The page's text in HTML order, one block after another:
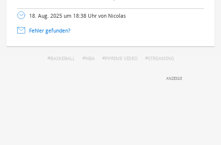
18. Aug. 2025 um 18:38 Uhr von Nicolas
Fehler gefunden?
BASKEBALL NBA PPRIME VIDEO STREAMING